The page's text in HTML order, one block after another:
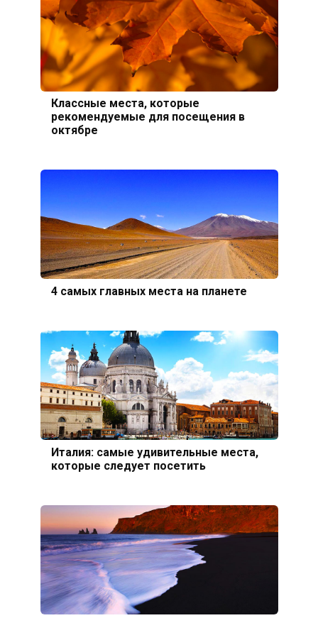
Классные места, которые
рекомендуемые для посещения в
октябре
4 самых главных места на планете
Италия: самые удивительные места,
которые следует посетить